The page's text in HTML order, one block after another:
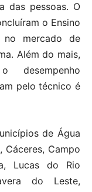
das pessoas. O
o Ensino
no mercado de
Além do mais,
desempenho
pelo técnico é
de Água
Cáceres, Campo
Lucas do Rio
do Leste,